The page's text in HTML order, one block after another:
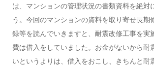
は、マンションの管理状況の書類資料を絶対
う。今回のマンションの資料を取り寄せ長期
録等を読んでいきますと、耐震改修工事を実
費は借入をしていました。お金がないから耐
いというよりは、借入をおこし、きちんと耐